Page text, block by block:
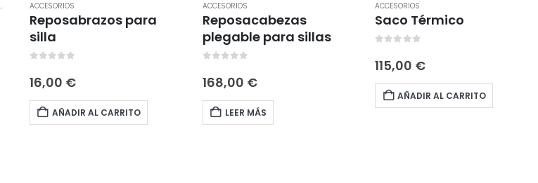
ACCESORIOS
Reposabrazos para
silla
16,00 €
AÑADIR AL CARRITO
ACCESORIOS
Reposacabezas
plegable para sillas
168,00 €
LEER MÁS
ACCESORIOS
Saco Térmico
115,00 €
AÑADIR AL CARRITO